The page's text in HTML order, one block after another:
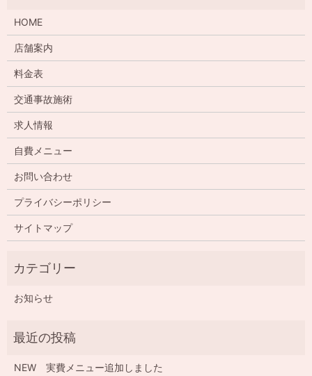
HOME
店舗案内
料金表
交通事故施術
求人情報
自費メニュー
お問い合わせ
プライバシーポリシー
サイトマップ
お知らせ
NEW 実費メニュー追加しました